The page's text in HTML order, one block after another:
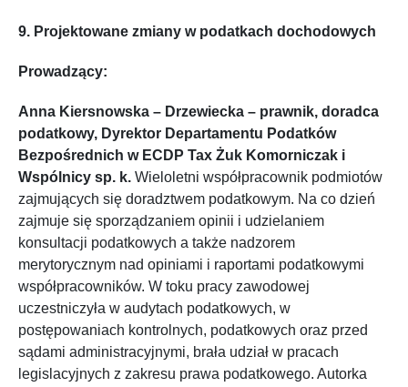
9. Projektowane zmiany w podatkach dochodowych
Prowadzący:
Anna Kiersnowska – Drzewiecka – prawnik, doradca
podatkowy, Dyrektor Departamentu Podatków
Bezpośrednich w ECDP Tax Żuk Komorniczak i
Wspólnicy sp. k. Wieloletni współpracownik podmiotów
zajmujących się doradztwem podatkowym. Na co dzień
zajmuje się sporządzaniem opinii i udzielaniem
konsultacji podatkowych a także nadzorem
merytorycznym nad opiniami i raportami podatkowymi
współpracowników. W toku pracy zawodowej
uczestniczyła w audytach podatkowych, w
postępowaniach kontrolnych, podatkowych oraz przed
sądami administracyjnymi, brała udział w pracach
legislacyjnych z zakresu prawa podatkowego. Autorka